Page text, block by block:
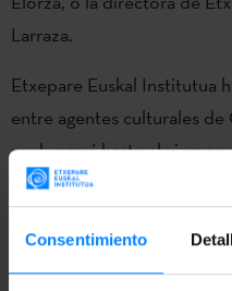
Consentimiento
Larraza.
Etxepare Euskal Institutua
entre agentes culturales
prolongará hasta el
conocimiento mutuo,
entre ambos países,
ambas partes,
y crear escaparates